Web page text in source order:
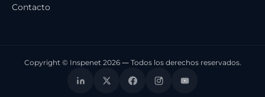
Contacto
Copyright © Inspenet 2026 — Todos los derechos reservados.